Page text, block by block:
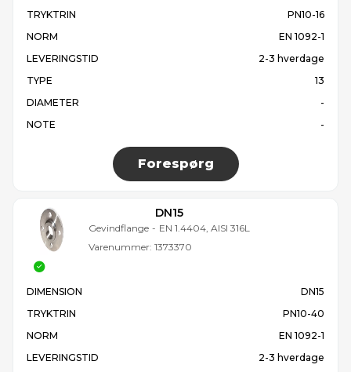
TRYKTRIN
PN10-16
NORM
EN 1092-1
LEVERINGSTID
2-3 hverdage
TYPE
13
DIAMETER
-
NOTE
-
Forespørg
DN15
Gevindflange - EN 1.4404, AISI 316L
Varenummer: 1373370
DIMENSION
DN15
TRYKTRIN
PN10-40
NORM
EN 1092-1
LEVERINGSTID
2-3 hverdage